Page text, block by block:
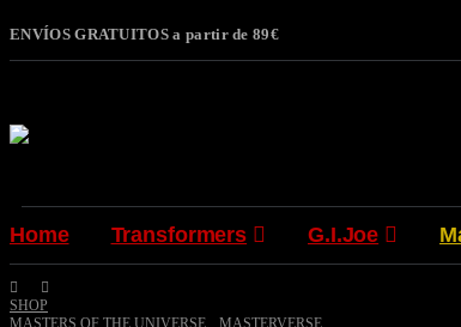
ENVÍOS GRATUITOS a partir de 89€
Home Transformers G.I.Joe
SHOP
MASTERS OF THE UNIVERSE,
MASTERVERSE